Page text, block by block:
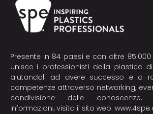
Presente in 84 paesi e con oltre 85.000
unisce i professionisti della plastica
aiutandoli ad avere successo e a
competenze attraverso networking,
condivisione delle conoscenze.
informazioni, visita il sito web: